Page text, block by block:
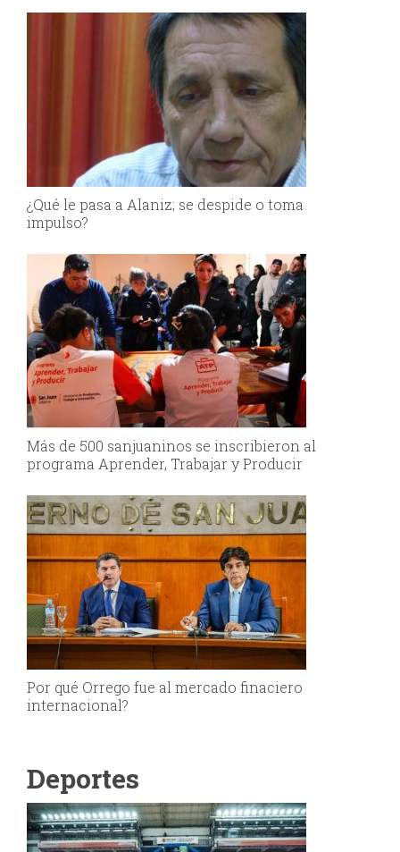
¿Qué le pasa a Alaniz; se despide o toma
impulso?
Más de 500 sanjuaninos se inscribieron al
programa Aprender, Trabajar y Producir
Por qué Orrego fue al mercado finaciero
internacional?
Deportes